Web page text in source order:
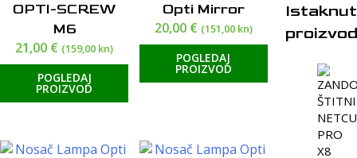
OPTI-SCREW
M6
21,00 € (159,00 kn)
POGLEDAJ
PROIZVOD
Opti Mirror
20,00 € (151,00 kn)
POGLEDAJ
PROIZVOD